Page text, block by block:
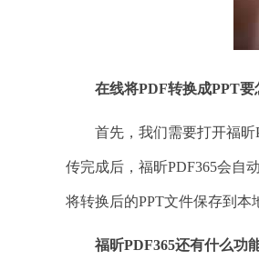
在线将PDF转换成PPT要
首先，我们需要打开福昕
传完成后，福昕PDF365会自
将转换后的PPT文件保存到本
福昕PDF365还有什么功